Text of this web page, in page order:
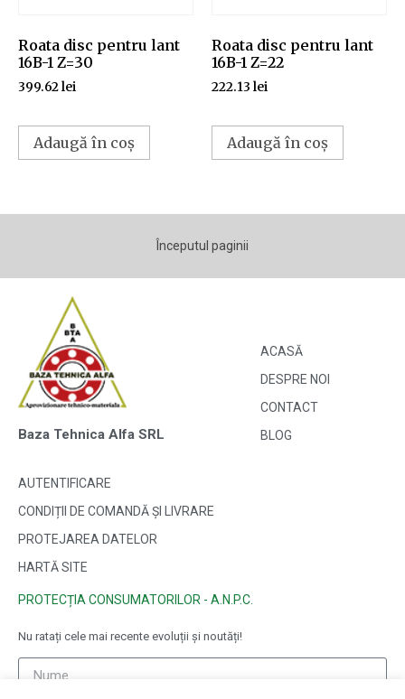
Roata disc pentru lant
16B-1 Z=30
399.62lei
Adaugă în coș
Roata disc pentru lant
16B-1 Z=22
222.13 lei
Adaugă în coș
Începutul paginii
Baza Tehnica Alfa SRL
ACASĂ
DESPRE NOI
CONTACT
BLOG
AUTENTIFICARE
CONDIȚII DE COMANDĂ ȘI LIVRARE
PROTEJAREA DATELOR
HARTĂ SITE
PROTECȚIA CONSUMATORILOR - A.N.P.C.
Nu ratați cele mai recente evoluții și noutăți!